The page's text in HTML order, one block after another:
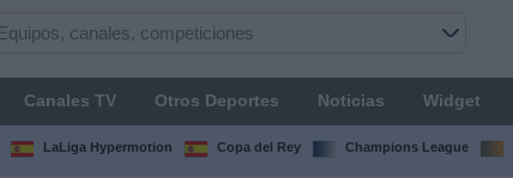
Canales TV Otros Deportes Noticias Widget
LaLiga Hypermotion Copa del Rey Champions League